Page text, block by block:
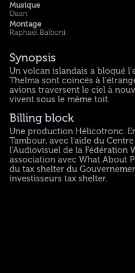
Musique
Daan
Montage
Raphaël Balboni
Synopsis
Un volcan islandais a bloqué
Thelma sont coincés à
avions traversent le ciel à
vivent sous le même toit.
Billing block
Une production Hélicotronc.
Tambour, avec l'aide du
l'Audiovisuel de la Fédération
association avec What About
du tax shelter du
investisseurs tax shelter.